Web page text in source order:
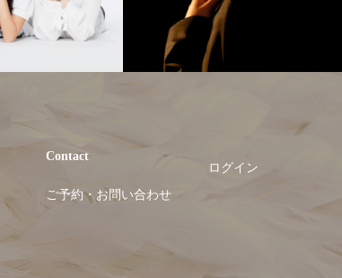
Contact
ご予約・お問い合わせ
ログイン